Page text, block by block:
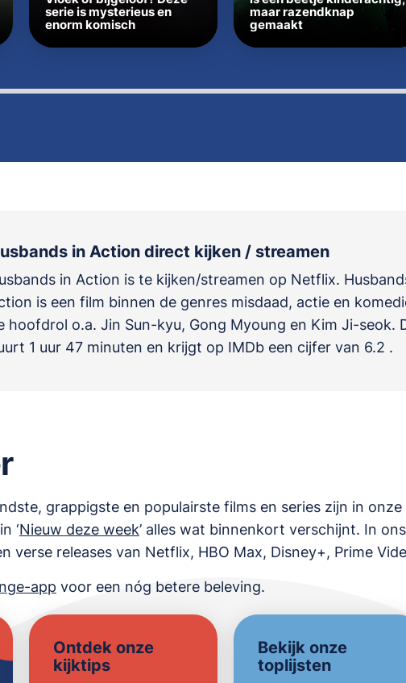
serie is mysterieus en
enorm komisch
maar razendknap
gemaakt
in Action direct kijken / streamen
in Action is te kijken/streamen op Netflix.
is een film binnen de genres misdaad, actie en
hoofdrol o.a. Jin Sun-kyu, Gong Myoung en Kim Ji-seok.
1 uur 47 minuten en krijgt op IMDb een cijfer van 6.2 .
grappigste en populairste films en series zijn in onze
‘Nieuw deze week’ alles wat binnenkort verschijnt. In
verse releases van Netflix, HBO Max, Disney+, Prime
app voor een nóg betere beleving.
Ontdek onze
kijktips
Bekijk onze
toplijsten